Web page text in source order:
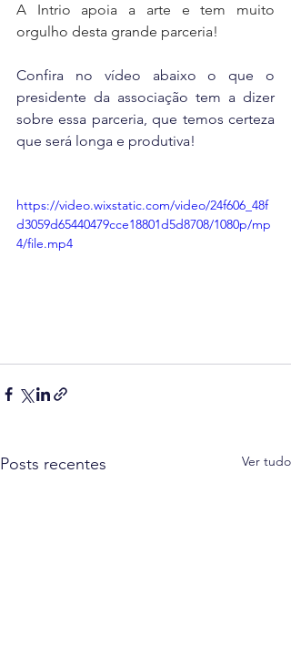
﻿A Intrio apoia a arte e tem muito
orgulho desta grande parceria!
Confira no vídeo abaixo o que o
presidente da associação tem a dizer
sobre essa parceria, que temos certeza
que será longa e produtiva!
https://video.wixstatic.com/video/24f606_48f
d3059d65440479cce18801d5d8708/1080p/mp
4/file.mp4
Posts recentes Ver tudo